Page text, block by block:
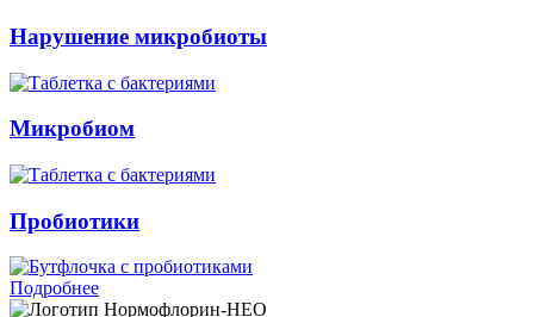
Нарушение микробиоты
Микробиом
Пробиотики
Подробнее
Нормофлорин-НЕО